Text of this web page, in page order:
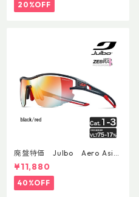
20%OFF
廃盤特価 Julbo Aero Asia
nFit
¥11,880
40%OFF